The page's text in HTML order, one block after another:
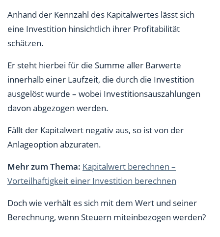
Anhand der Kennzahl des Kapitalwertes lässt sich
eine Investition hinsichtlich ihrer Profitabilität
schätzen.
Er steht hierbei für die Summe aller Barwerte
innerhalb einer Laufzeit, die durch die Investition
ausgelöst wurde – wobei Investitionsauszahlungen
davon abgezogen werden.
Fällt der Kapitalwert negativ aus, so ist von der
Anlageoption abzuraten.
Mehr zum Thema: Kapitalwert berechnen –
Vorteilhaftigkeit einer Investition berechnen
Doch wie verhält es sich mit dem Wert und seiner
Berechnung, wenn Steuern miteinbezogen werden?